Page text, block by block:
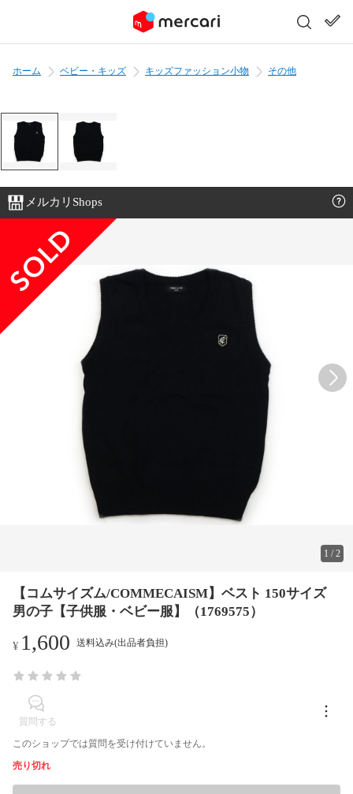
ホーム ベビー・キッズ キッズファッション小物 その他
メルカリShops
1 /2
【コムサイズム/COMMECAISM】ベスト 150サイズ
男の子【子供服・ベビー服】（1769575）
¥ 1,600 送料込み(出品者負担)
質問する
このショップでは質問を受け付けていません。
売り切れ